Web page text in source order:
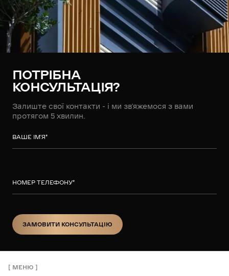
ПОТРІБНА
КОНСУЛЬТАЦІЯ?
Залиште свої контакти - і ми зв’яжемося з вами
протягом 5 хвилин.
ВАШЕ ІМ’Я*
НОМЕР ТЕЛЕФОНУ*
ЗАМОВИТИ КОНСУЛЬТАЦІЮ
МЕНЮ